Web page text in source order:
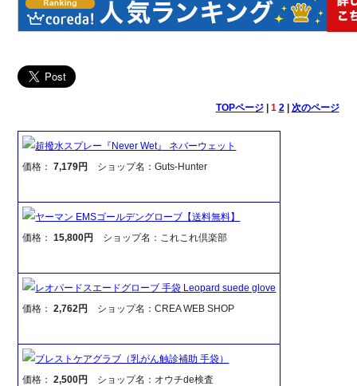
TOPページ| 1 2| 次のページ
超撥水スプレー『Never Wet』 ネバーウェット
価格：7,179円 ショップ名：Guts-Hunter
ヤーマン EMSゴールデングローブ【送料無料】
価格：15,800円 ショップ名：これこれ倶楽部
レオパードスエードグローブ 手袋 Leopard suede glove
価格：2,762円 ショップ名：CREA WEB SHOP
ブレストケアグラブ（乳がん触診補助 手袋）
価格：2,500円 ショップ名：オウチde検査